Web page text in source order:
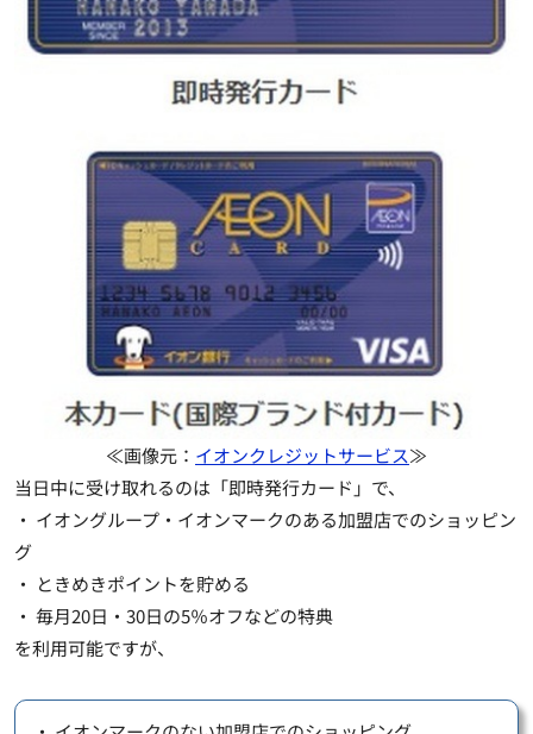
≪画像元： イオンクレジットサービス≫
当日中に受け取れるのは「即時発行カード」で、
・ イオングループ・イオンマークのある加盟店でのショッピン
グ
・ ときめきポイントを貯める
・ 毎月20日・30日の5％オフなどの特典
を利用可能ですが、